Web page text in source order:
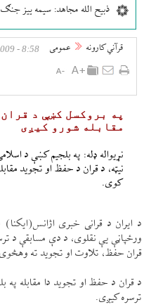
ذبیح الله مجاهد: سیمه ییز
قرآني کارونه عمومی 8:58 - April 26, 2009
په بروكسل كښې د
مقابله شورو كیږی
نیټه، د قران د حفظ او تجويد
كوی.
د ايران د قرانی خبری
ورځپاڼې یې نقلوی، د دې مسابقې د
قران حفظ، تلاوت او تجويد ته
د قران د حفظ او تجويد دا مقابله
ترسره كیږی.